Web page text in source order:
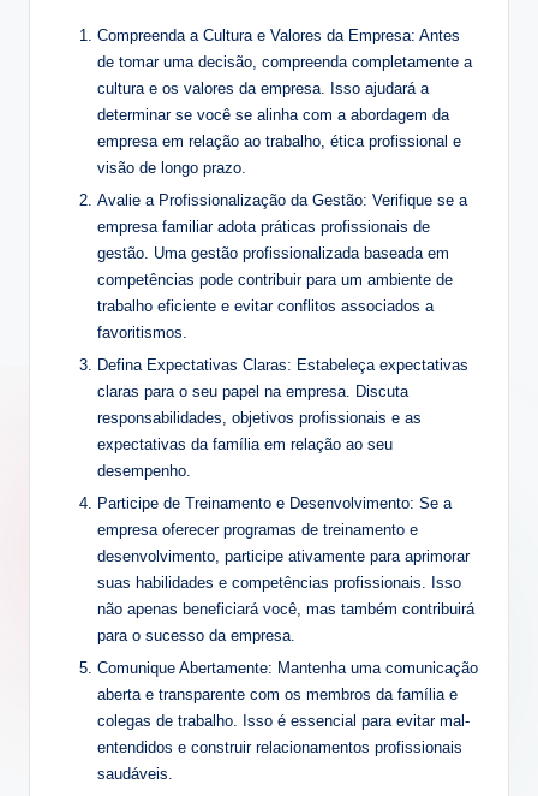
Compreenda a Cultura e Valores da Empresa: Antes
de tomar uma decisão, compreenda completamente a
cultura e os valores da empresa. Isso ajudará a
determinar se você se alinha com a abordagem da
empresa em relação ao trabalho, ética profissional e
visão de longo prazo.
Avalie a Profissionalização da Gestão: Verifique se a
empresa familiar adota práticas profissionais de
gestão. Uma gestão profissionalizada baseada em
competências pode contribuir para um ambiente de
trabalho eficiente e evitar conflitos associados a
favoritismos.
Defina Expectativas Claras: Estabeleça expectativas
claras para o seu papel na empresa. Discuta
responsabilidades, objetivos profissionais e as
expectativas da família em relação ao seu
desempenho.
Participe de Treinamento e Desenvolvimento: Se a
empresa oferecer programas de treinamento e
desenvolvimento, participe ativamente para aprimorar
suas habilidades e competências profissionais. Isso
não apenas beneficiará você, mas também contribuirá
para o sucesso da empresa.
Comunique Abertamente: Mantenha uma comunicação
aberta e transparente com os membros da família e
colegas de trabalho. Isso é essencial para evitar mal-
entendidos e construir relacionamentos profissionais
saudáveis.